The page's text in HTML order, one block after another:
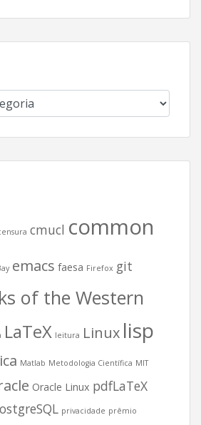
cmucl common
emacs faesa Firefox git
of the Western
LaTeX leitura Linux lisp
Matlab Metodologia Científica MIT
Oracle Linux pdfLaTeX
privacidade prêmio